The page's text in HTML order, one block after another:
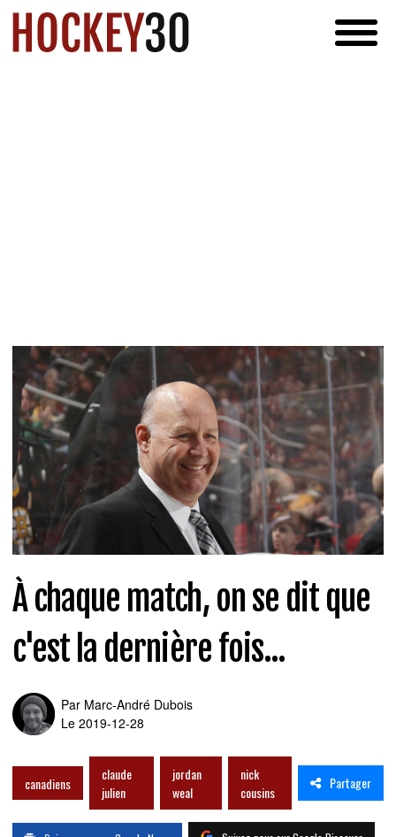
À chaque match, on se dit que
c'est la dernière fois...
Par Marc-André Dubois
Le 2019-12-28
canadiens
claude
julien
jordan
weal
nick
cousins
Partager